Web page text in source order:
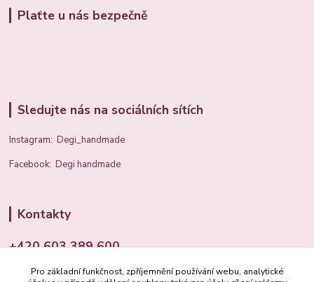
Plaťte u nás bezpečně
Sledujte nás na sociálních sítích
Instagram:Degi_handmade
Facebook:Degi handmade
Kontakty
+420 603 389 600
info@degi.cz
Pro základní funkčnost, zpříjemnění používání webu, analytické